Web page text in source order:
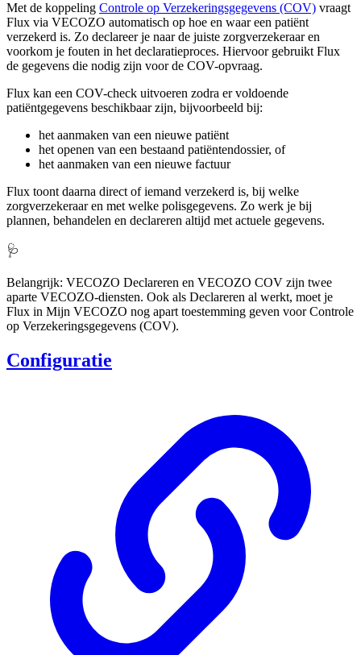
Met de koppeling Controle op Verzekeringsgegevens (COV) vraagt
Flux via VECOZO automatisch op hoe en waar een patiënt
verzekerd is. Zo declareer je naar de juiste zorgverzekeraar en
voorkom je fouten in het declaratieproces. Hiervoor gebruikt Flux
de gegevens die nodig zijn voor de COV-opvraag.
Flux kan een COV-check uitvoeren zodra er voldoende
patiëntgegevens beschikbaar zijn, bijvoorbeeld bij:
het aanmaken van een nieuwe patiënt
het openen van een bestaand patiëntendossier, of
het aanmaken van een nieuwe factuur
Flux toont daarna direct of iemand verzekerd is, bij welke
zorgverzekeraar en met welke polisgegevens. Zo werk je bij
plannen, behandelen en declareren altijd met actuele gegevens.
🩺
Belangrijk: VECOZO Declareren en VECOZO COV zijn twee
aparte VECOZO-diensten. Ook als Declareren al werkt, moet je
Flux in Mijn VECOZO nog apart toestemming geven voor Controle
op Verzekeringsgegevens (COV).
Configuratie